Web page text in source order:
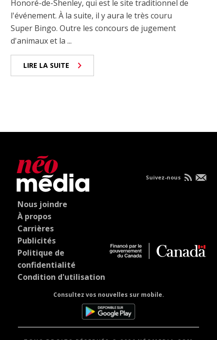
Honoré-de-Shenley, qui est le site traditionnel de
l'événement. À la suite, il y aura le très couru
Super Bingo. Outre les concours de jugement
d'animaux et la ...
LIRE LA SUITE
Nous joindre
À propos
Carrières
Publicités
Politique de
confidentialité
Condition d'utilisation
Consultez vos nouvelles sur mobile.
Suivez-nous